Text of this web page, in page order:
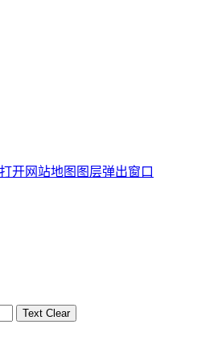
打开网站地图图层弹出窗口
Text Clear